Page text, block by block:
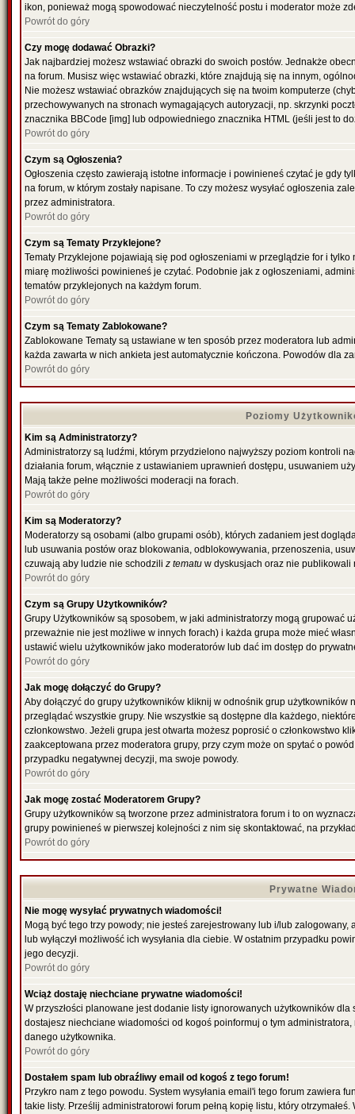
ikon, ponieważ mogą spowodować nieczytelność postu i moderator może
Powrót do góry
Czy mogę dodawać Obrazki?
Jak najbardziej możesz wstawiać obrazki do swoich postów. Jednakże
na forum. Musisz więc wstawiać obrazki, które znajdują się na innym,
Nie możesz wstawiać obrazków znajdujących się na twoim komputerze
przechowywanych na stronach wymagających autoryzacji, np. skrzynki
znacznika BBCode [img] lub odpowiedniego znacznika HTML (jeśli jest to
Powrót do góry
Czym są Ogłoszenia?
Ogłoszenia często zawierają istotne informacje i powinieneś czytać je gdy
na forum, w którym zostały napisane. To czy możesz wysyłać ogłoszenia
przez administratora.
Powrót do góry
Czym są Tematy Przyklejone?
Tematy Przyklejone pojawiają się pod ogłoszeniami w przeglądzie for i
miarę możliwości powinieneś je czytać. Podobnie jak z ogłoszeniami,
tematów przyklejonych na każdym forum.
Powrót do góry
Czym są Tematy Zablokowane?
Zablokowane Tematy są ustawiane w ten sposób przez moderatora lub
każda zawarta w nich ankieta jest automatycznie kończona. Powodów dla
Powrót do góry
Poziomy
Kim są Administratorzy?
Administratorzy są ludźmi, którym przydzielono najwyższy poziom kontroli
działania forum, włącznie z ustawianiem uprawnień dostępu, usuwaniem
Mają także pełne możliwości moderacji na forach.
Powrót do góry
Kim są Moderatorzy?
Moderatorzy są osobami (albo grupami osób), których zadaniem jest
lub usuwania postów oraz blokowania, odblokowywania, przenoszenia,
czuwają aby ludzie nie schodzili z tematu w dyskusjach oraz nie publikowali
Powrót do góry
Czym są Grupy Użytkowników?
Grupy Użytkowników są sposobem, w jaki administratorzy mogą grupować
przeważnie nie jest możliwe w innych forach) i każda grupa może mieć
ustawić wielu użytkowników jako moderatorów lub dać im dostęp do
Powrót do góry
Jak mogę dołączyć do Grupy?
Aby dołączyć do grupy użytkowników kliknij w odnośnik grup
przeglądać wszystkie grupy. Nie wszystkie są dostępne dla każdego,
członkowstwo. Jeżeli grupa jest otwarta możesz poprosić o członkowstwo
zaakceptowana przez moderatora grupy, przy czym może on spytać o
przypadku negatywnej decyzji, ma swoje powody.
Powrót do góry
Jak mogę zostać Moderatorem Grupy?
Grupy użytkowników są tworzone przez administratora forum i to on
grupy powinieneś w pierwszej kolejności z nim się skontaktować, na
Powrót do góry
Prywatne
Nie mogę wysyłać prywatnych wiadomości!
Mogą być tego trzy powody; nie jesteś zarejestrowany lub i/lub zalogowany,
lub wyłączył możliwość ich wysyłania dla ciebie. W ostatnim przypadku
jego decyzji.
Powrót do góry
Wciąż dostaję niechciane prywatne wiadomości!
W przyszłości planowane jest dodanie listy ignorowanych użytkowników
dostajesz niechciane wiadomości od kogoś poinformuj o tym
danego użytkownika.
Powrót do góry
Dostałem spam lub obraźliwy email od kogoś z tego forum!
Przykro nam z tego powodu. System wysyłania email'i tego forum zawiera
takie listy. Prześlij administratorowi forum pełną kopię listu, który